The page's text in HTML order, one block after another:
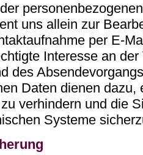
uns allein zur
per E-
Interesse an
des
Daten dienen dazu,
verhindern und die
Systeme